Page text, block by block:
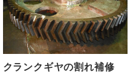
クランクギヤの割れ補修